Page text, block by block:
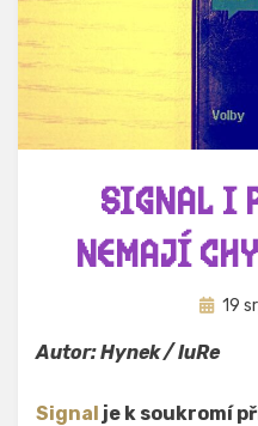
SIGNAL I
NEMAJÍ
19
Autor: Hynek / IuRe
Signal je k soukromí